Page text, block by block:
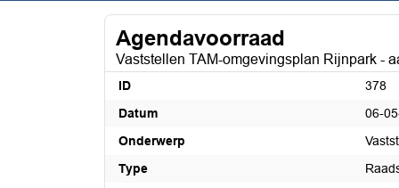
Agendavoorraad
Vaststellen TAM-omgevingsplan Rijnpark -
ID
378
Datum
06-
Onderwerp
Type